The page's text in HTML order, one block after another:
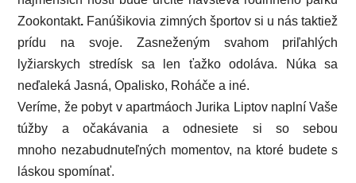
Zookontakt. Fanúšikovia zimných športov si u nás taktiež
prídu na svoje. Zasneženým svahom priľahlých
lyžiarskych stredísk sa len ťažko odoláva. Núka sa
neďaleká Jasná, Opalisko, Roháče a iné.
Veríme, že pobyt v apartmáoch Jurika Liptov naplní Vaše
túžby a očakávania a odnesiete si so sebou
mnoho nezabudnuteľných momentov, na ktoré budete s
láskou spomínať.